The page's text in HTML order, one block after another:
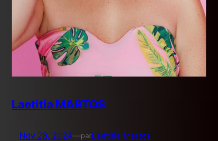
Laetitia MARTOS
Nov 28, 2024—parLaetitia Martos